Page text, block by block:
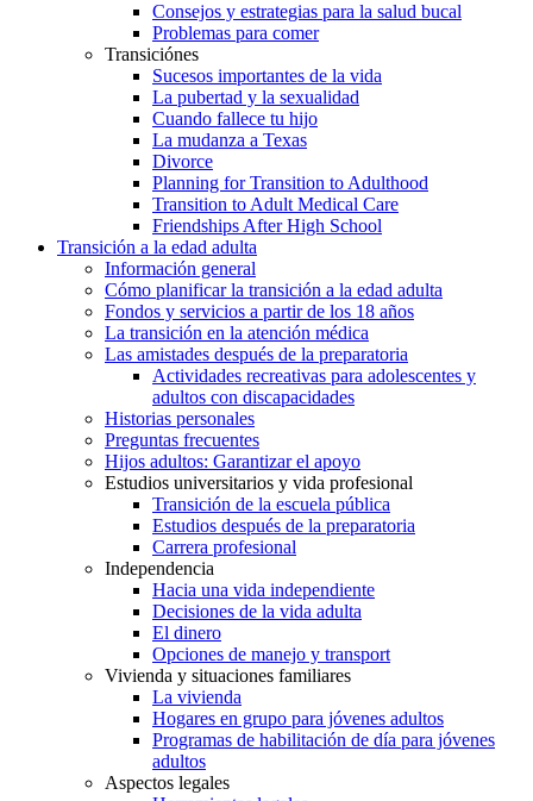
Consejos y estrategias para la salud bucal
Problemas para comer
Transiciónes
Sucesos importantes de la vida
La pubertad y la sexualidad
Cuando fallece tu hijo
La mudanza a Texas
Divorce
Planning for Transition to Adulthood
Transition to Adult Medical Care
Friendships After High School
Transición a la edad adulta
Información general
Cómo planificar la transición a la edad adulta
Fondos y servicios a partir de los 18 años
La transición en la atención médica
Las amistades después de la preparatoria
Actividades recreativas para adolescentes y
adultos con discapacidades
Historias personales
Preguntas frecuentes
Hijos adultos: Garantizar el apoyo
Estudios universitarios y vida profesional
Transición de la escuela pública
Estudios después de la preparatoria
Carrera profesional
Independencia
Hacia una vida independiente
Decisiones de la vida adulta
El dinero
Opciones de manejo y transport
Vivienda y situaciones familiares
La vivienda
Hogares en grupo para jóvenes adultos
Programas de habilitación de día para jóvenes
adultos
Aspectos legales